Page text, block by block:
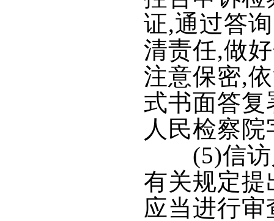
证,通过答
清责任,做
注意保密,
式书面答
人民检察
(5)信访
有关规定提
应当进行